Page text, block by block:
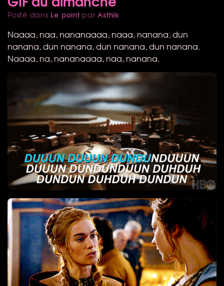
Posté dans Le point parAsthik
Naaaa, naa, nananaaaa, naaa, nanana, dun
nanana, dun nanana, dun nanana, dun nanana.
Naaaa, na, nananaaaa, naa, nanana.